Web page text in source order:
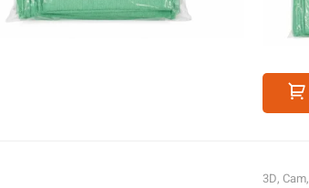
3D, Cam,